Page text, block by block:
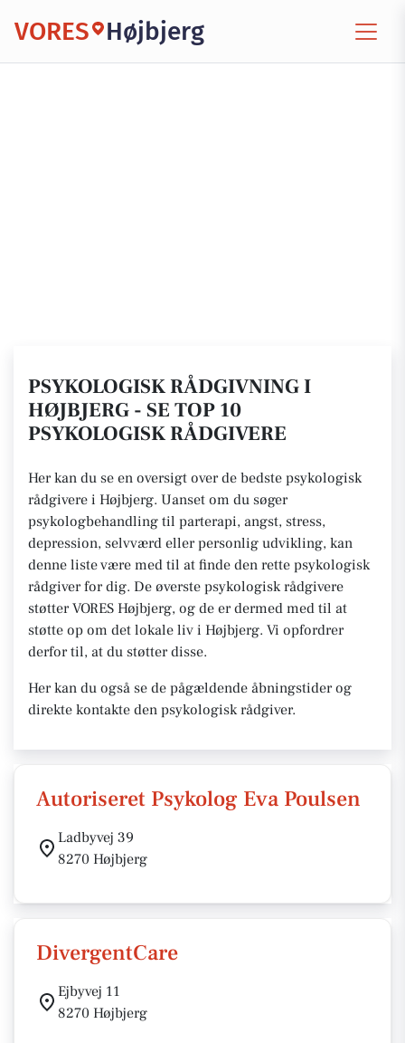
VORES Højbjerg
PSYKOLOGISK RÅDGIVNING I
HØJBJERG - SE TOP 10
PSYKOLOGISK RÅDGIVERE
Her kan du se en oversigt over de bedste psykologisk
rådgivere i Højbjerg. Uanset om du søger
psykologbehandling til parterapi, angst, stress,
depression, selvværd eller personlig udvikling, kan
denne liste være med til at finde den rette psykologisk
rådgiver for dig. De øverste psykologisk rådgivere
støtter VORES Højbjerg, og de er dermed med til at
støtte op om det lokale liv i Højbjerg. Vi opfordrer
derfor til, at du støtter disse.
Her kan du også se de pågældende åbningstider og
direkte kontakte den psykologisk rådgiver.
Autoriseret Psykolog Eva Poulsen
Ladbyvej 39
8270 Højbjerg
DivergentCare
Ejbyvej 11
8270 Højbjerg